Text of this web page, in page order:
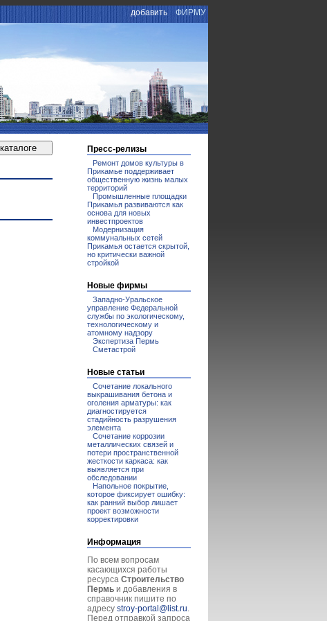
добавить ФИРМУ
Пресс-релизы
Ремонт домов культуры в
Прикамье поддерживает
общественную жизнь малых
территорий
Промышленные площадки
Прикамья развиваются как
основа для новых
инвестпроектов
Модернизация
коммунальных сетей
Прикамья остается скрытой,
но критически важной
стройкой
Новые фирмы
Западно-Уральское
управление Федеральной
службы по экологическому,
технологическому и
атомному надзору
Экспертиза Пермь
Сметастрой
Новые статьи
Сочетание локального
выкрашивания бетона и
оголения арматуры: как
диагностируется
стадийность разрушения
элемента
Сочетание коррозии
металлических связей и
потери пространственной
жесткости каркаса: как
выявляется при
обследовании
Напольное покрытие,
которое фиксирует ошибку:
как ранний выбор лишает
проект возможности
корректировки
Информация
По всем вопросам
касающихся работы
ресурса Строительство
Пермь и добавления в
справочник пишите по
адресу stroy-portal@list.ru.
Перед отправкой запроса